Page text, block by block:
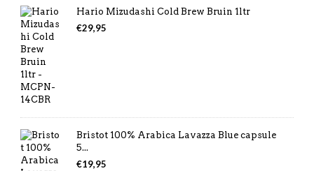
Hario Mizudashi Cold Brew Bruin 1ltr
€29,95
Bristot 100% Arabica Lavazza Blue capsule
5...
€19,95